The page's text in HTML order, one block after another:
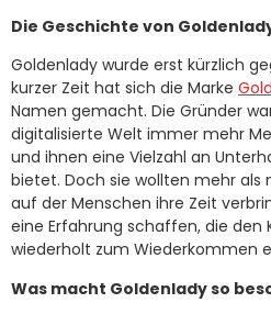
Die Geschichte von
Goldenlady wurde erst kürzlich
kurzer Zeit hat sich die Marke
Namen gemacht. Die Gründer
digitalisierte Welt immer mehr
und ihnen eine Vielzahl an
bietet. Doch sie wollten mehr
auf der Menschen ihre Zeit
eine Erfahrung schaffen, die den
wiederholt zum Wiederkommen
Was macht Goldenlady so